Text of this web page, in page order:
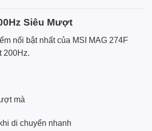
Siêu Mượt
nổi bật nhất của MSI MAG 274F
200Hz.
mà
di chuyển nhanh